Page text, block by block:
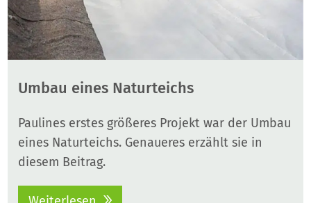
Umbau eines Naturteichs
Paulines erstes größeres Projekt war der Umbau
eines Naturteichs. Genaueres erzählt sie in
diesem Beitrag.